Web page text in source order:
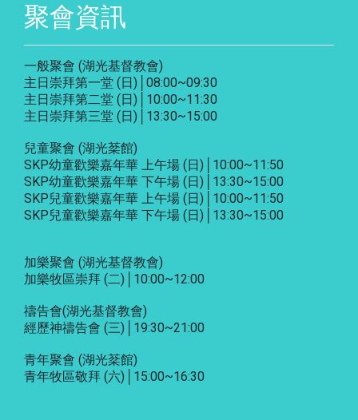
聚會資訊
一般聚會 (湖光基督教會)
主日崇拜第一堂 (日)│08:00~09:30
主日崇拜第二堂 (日)│10:00~11:30
主日崇拜第三堂 (日)│13:30~15:00
兒童聚會 (湖光棻館)
SKP幼童歡樂嘉年華 上午場 (日)│10:00~11:50
SKP幼童歡樂嘉年華 下午場 (日)│13:30~15:00
SKP兒童歡樂嘉年華 上午場 (日)│10:00~11:50
SKP兒童歡樂嘉年華 下午場 (日)│13:30~15:00
加樂聚會 (湖光基督教會)
加樂牧區崇拜 (二)│10:00~12:00
禱告會(湖光基督教會)
經歷神禱告會 (三)│19:30~21:00
青年聚會 (湖光棻館)
青年牧區敬拜 (六)│15:00~16:30